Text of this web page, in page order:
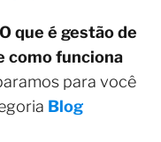
O que é gestão de
como funciona
para você
Blog